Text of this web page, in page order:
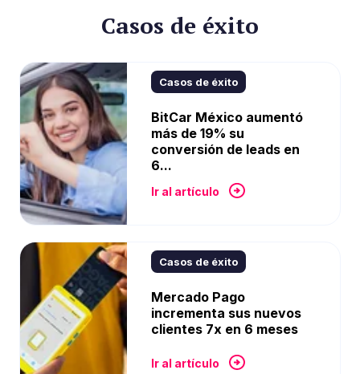
Casos de éxito
Casos de éxito
BitCar México aumentó
más de 19% su
conversión de leads en
6...
Ir al artículo
Casos de éxito
Mercado Pago
incrementa sus nuevos
clientes 7x en 6 meses
Ir al artículo